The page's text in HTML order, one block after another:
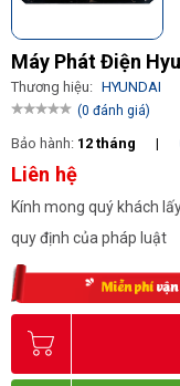
Máy Phát Điện
Thương hiệu: HYUNDAI
(0 đánh giá)
Bảo hành: 12 tháng |
Liên hệ
Kính mong quý khách
quy định của pháp luật